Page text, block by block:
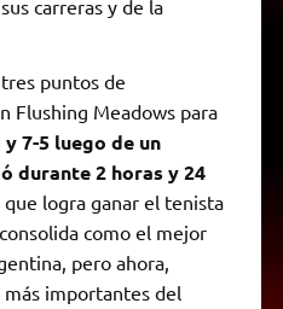
carreras y de la
puntos de
Flushing Meadows para
y 7-5 luego de un
durante 2 horas y 24
logra ganar el tenista
como el mejor
pero ahora,
importantes del